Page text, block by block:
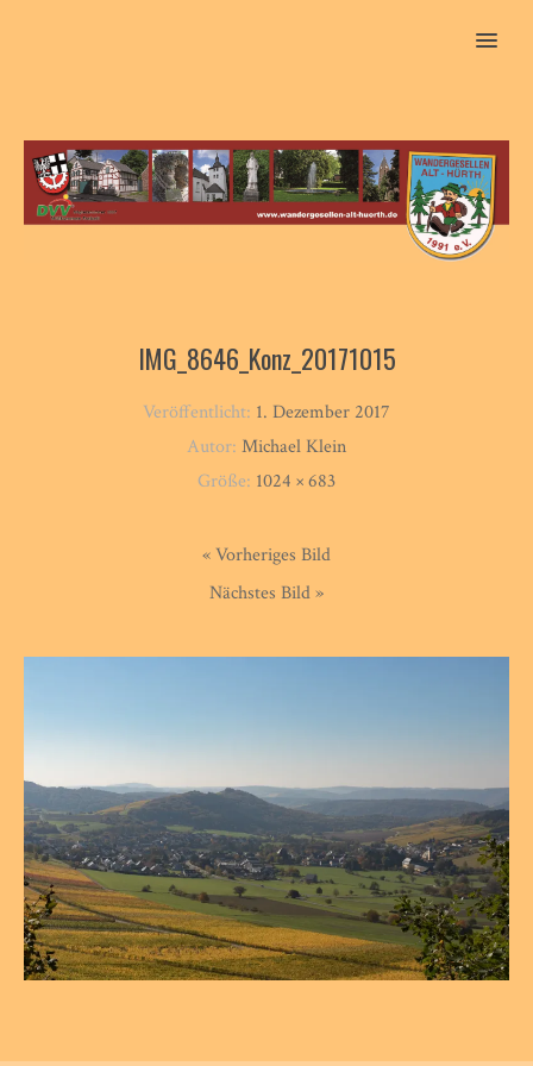
MENU
IMG_8646_Konz_20171015
Veröffentlicht: 1. Dezember 2017
Autor: Michael Klein
Größe: 1024 × 683
« Vorheriges Bild
Nächstes Bild »